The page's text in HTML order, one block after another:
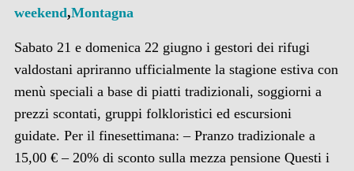
weekend,Montagna
Sabato 21 e domenica 22 giugno i gestori dei rifugi
valdostani apriranno ufficialmente la stagione estiva con
menù speciali a base di piatti tradizionali, soggiorni a
prezzi scontati, gruppi folkloristici ed escursioni
guidate. Per il finesettimana: – Pranzo tradizionale a
15,00 € – 20% di sconto sulla mezza pensione Questi i